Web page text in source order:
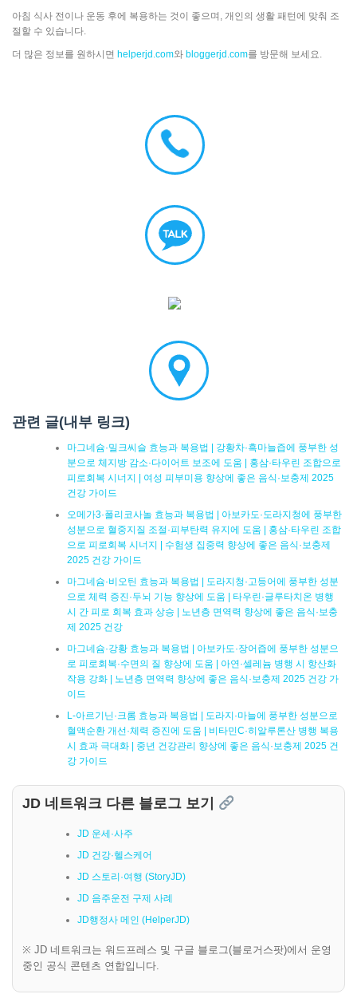
아침 식사 전이나 운동 후에 복용하는 것이 좋으며, 개인의 생활 패턴에 맞춰 조
절할 수 있습니다.
더 많은 정보를 원하시면 helperjd.com와 bloggerjd.com를 방문해 보세요.
관련 글(내부 링크)
마그네슘·밀크씨슬 효능과 복용법 | 강황차·흑마늘즙에 풍부한 성
분으로 체지방 감소·다이어트 보조에 도움 | 홍삼·타우린 조합으로
피로회복 시너지 | 여성 피부미용 향상에 좋은 음식·보충제 2025
건강 가이드
오메가3·폴리코사놀 효능과 복용법 | 아보카도·도라지청에 풍부한
성분으로 혈중지질 조절·피부탄력 유지에 도움 | 홍삼·타우린 조합
으로 피로회복 시너지 | 수험생 집중력 향상에 좋은 음식·보충제
2025 건강 가이드
마그네슘·비오틴 효능과 복용법 | 도라지청·고등어에 풍부한 성분
으로 체력 증진·두뇌 기능 향상에 도움 | 타우린·글루타치온 병행
시 간 피로 회복 효과 상승 | 노년층 면역력 향상에 좋은 음식·보충
제 2025 건강
마그네슘·강황 효능과 복용법 | 아보카도·장어즙에 풍부한 성분으
로 피로회복·수면의 질 향상에 도움 | 아연·셀레늄 병행 시 항산화
작용 강화 | 노년층 면역력 향상에 좋은 음식·보충제 2025 건강 가
이드
L-아르기닌·크롬 효능과 복용법 | 도라지·마늘에 풍부한 성분으로
혈액순환 개선·체력 증진에 도움 | 비타민C·히알루론산 병행 복용
시 효과 극대화 | 중년 건강관리 향상에 좋은 음식·보충제 2025 건
강 가이드
JD 네트워크 다른 블로그 보기
JD 운세·사주
JD 건강·헬스케어
JD 스토리·여행 (StoryJD)
JD 음주운전 구제 사례
JD행정사 메인 (HelperJD)
※ JD 네트워크는 워드프레스 및 구글 블로그(블로거스팟)에서 운영
중인 공식 콘텐츠 연합입니다.